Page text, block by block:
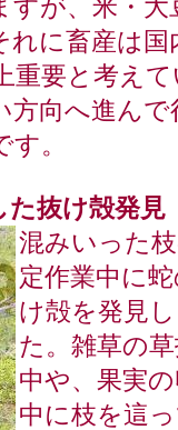
すが、米・大
れに畜産は国
重要と考え
方向へ進んで
。
た抜け殻発見
混みいった
定作業中に
け殻を発見
た。雑草の
中や、果実
中に枝を這